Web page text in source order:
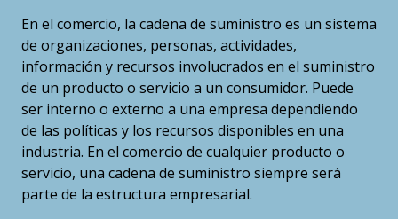
En el comercio, la cadena de suministro es un sistema
de organizaciones, personas, actividades,
información y recursos involucrados en el suministro
de un producto o servicio a un consumidor. Puede
ser interno o externo a una empresa dependiendo
de las políticas y los recursos disponibles en una
industria. En el comercio de cualquier producto o
servicio, una cadena de suministro siempre será
parte de la estructura empresarial.